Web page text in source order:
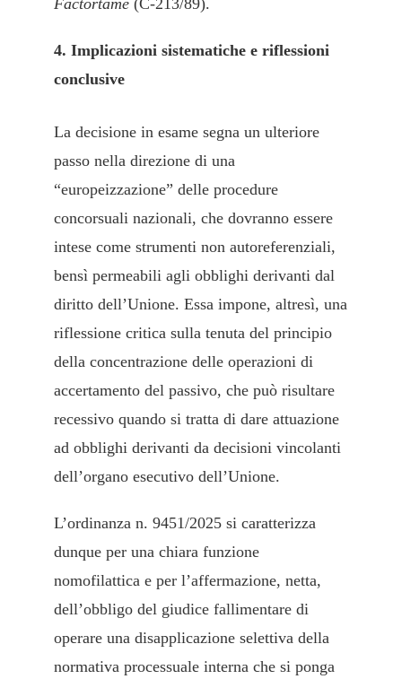
4. Implicazioni sistematiche e riflessioni
conclusive
La decisione in esame segna un ulteriore
passo nella direzione di una
“europeizzazione” delle procedure
concorsuali nazionali, che dovranno essere
intese come strumenti non autoreferenziali,
bensì permeabili agli obblighi derivanti dal
diritto dell’Unione. Essa impone, altresì, una
riflessione critica sulla tenuta del principio
della concentrazione delle operazioni di
accertamento del passivo, che può risultare
recessivo quando si tratta di dare attuazione
ad obblighi derivanti da decisioni vincolanti
dell’organo esecutivo dell’Unione.
L’ordinanza n. 9451/2025 si caratterizza
dunque per una chiara funzione
nomofilattica e per l’affermazione, netta,
dell’obbligo del giudice fallimentare di
operare una disapplicazione selettiva della
normativa processuale interna che si ponga